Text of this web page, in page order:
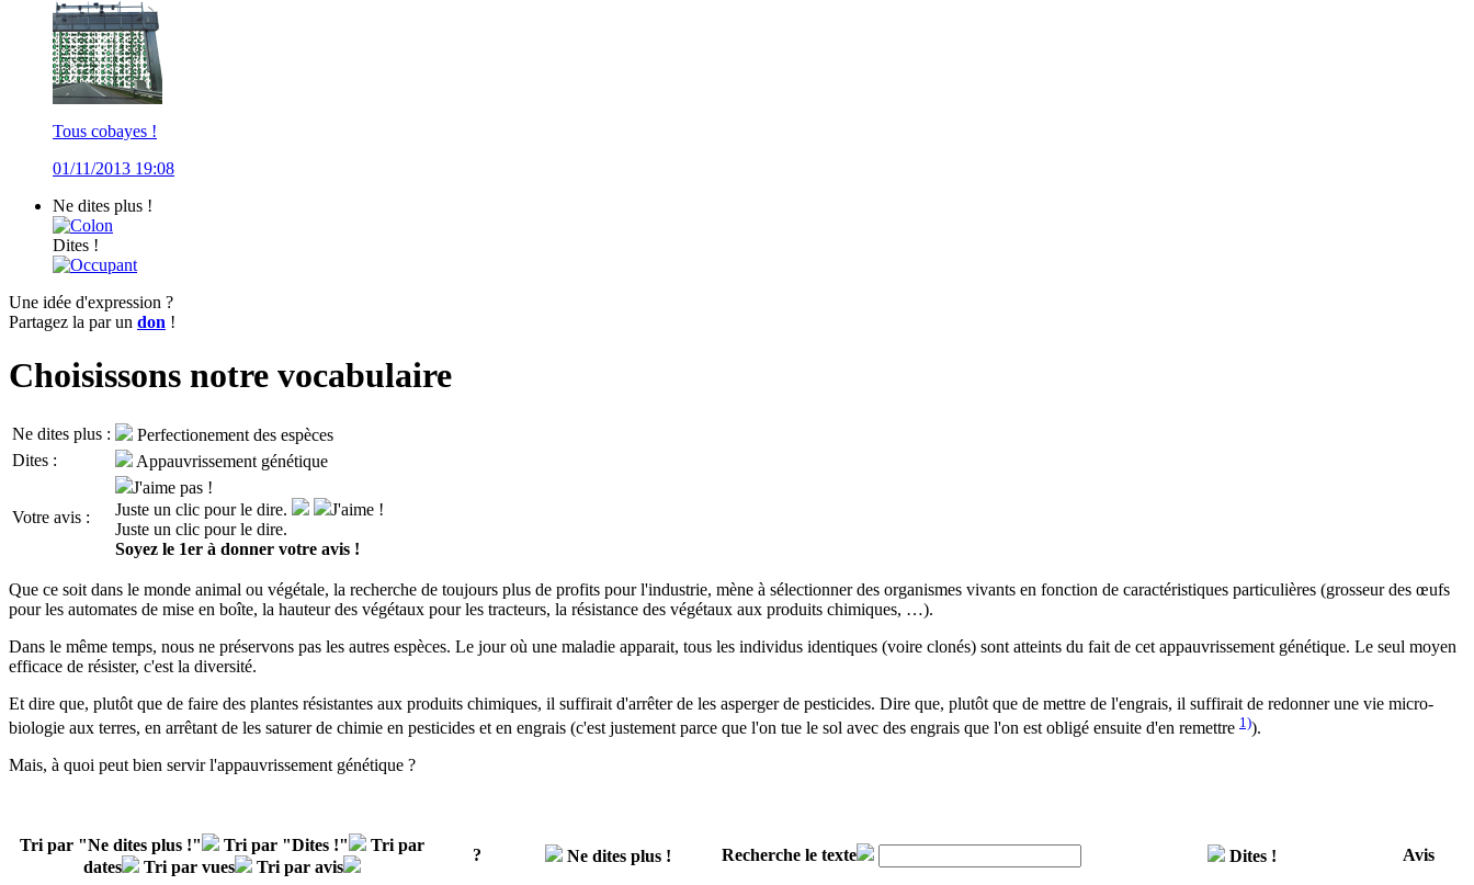
Tous cobayes !
01/11/2013 19:08
Ne dites plus !
Colon
Dites !
Occupant
Une idée d'expression ?
Partagez la par un don !
Choisissons notre vocabulaire
Ne dites plus :
Perfectionement des espèces
Dites :
Appauvrissement génétique
Votre avis :
J'aime pas !
Juste un clic pour le dire.
J'aime !
Juste un clic pour le dire.
Soyez le 1er à donner votre avis !
Que ce soit dans le monde animal ou végétale, la recherche de toujours plus de profits pour l'industrie, mène à sélectionner des organismes vivants en fonction de caractéristiques particulières (grosseur des œufs
pour les automates de mise en boîte, la hauteur des végétaux pour les tracteurs, la résistance des végétaux aux produits chimiques, …).
Dans le même temps, nous ne préservons pas les autres espèces. Le jour où une maladie apparait, tous les individus identiques (voire clonés) sont atteints du fait de cet appauvrissement génétique. Le seul moyen
efficace de résister, c'est la diversité.
Et dire que, plutôt que de faire des plantes résistantes aux produits chimiques, il suffirait d'arrêter de les asperger de pesticides. Dire que, plutôt que de mettre de l'engrais, il suffirait de redonner une vie micro-
biologie aux terres, en arrêtant de les saturer de chimie en pesticides et en engrais (c'est justement parce que l'on tue le sol avec des engrais que l'on est obligé ensuite d'en remettre 1)).
Mais, à quoi peut bien servir l'appauvrissement génétique ?
Tri par "Ne dites plus !" Tri par "Dites !"
Tri par
dates
Tri par vues Tri par avis
? Ne dites plus ! Recherche le texte Dites ! Avis